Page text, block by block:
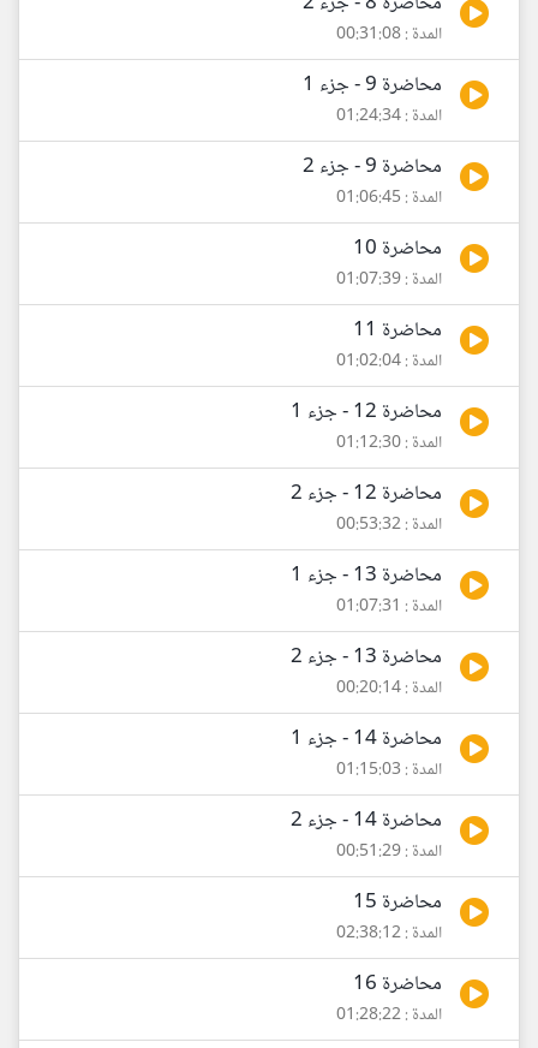
المدة : 00:31:08
محاضرة 9 - جزء 1
المدة : 01:24:34
محاضرة 9 - جزء 2
المدة : 01:06:45
محاضرة 10
المدة : 01:07:39
محاضرة 11
المدة : 01:02:04
محاضرة 12 - جزء 1
المدة : 01:12:30
محاضرة 12 - جزء 2
المدة : 00:53:32
محاضرة 13 - جزء 1
المدة : 01:07:31
محاضرة 13 - جزء 2
المدة : 00:20:14
محاضرة 14 - جزء 1
المدة : 01:15:03
محاضرة 14 - جزء 2
المدة : 00:51:29
محاضرة 15
المدة : 02:38:12
محاضرة 16
المدة : 01:28:22